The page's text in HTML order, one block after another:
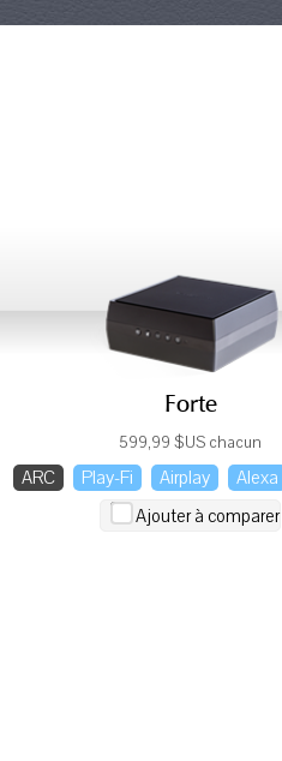
Forte
599,99 $US chacun
ARC Play-Fi Airplay Alexa
Ajouter à comparer